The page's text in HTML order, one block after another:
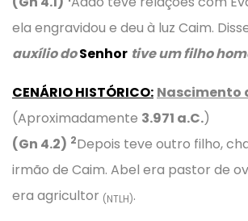
ela engravidou e deu à luz Caim.
auxílio doSenhor tive um filho
CENÁRIO HISTÓRICO: Nascimento
(Aproximadamente 3.971 a.C.)
(Gn 4.2) 2Depois teve outro filho,
irmão de Caim. Abel era pastor de
era agricultor (NTLH).